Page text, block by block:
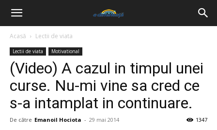
Acasă Lectii de viata
Lectii de viata Motivational
(Video) A cazul in timpul unei
curse. Nu-mi vine sa cred ce
s-a intamplat in continuare.
De către Emanoil Hociota - 29 mai 2014 1347